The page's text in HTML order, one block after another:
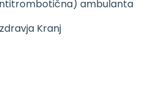
ambulanta
Kranj